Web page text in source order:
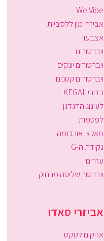
We Vibe
אביזרי מין ללסביות
אצבעון
ויברטורים
ויברטורים יונקים
ויברטורים קטנים
כדורי KEGAL
לעינוג הדגדגן
לפטמות
מאלצי אורגזמה
נקודת ה-G
עזרים
ויברטור שליטה מרחוק
אביזרי סאדו
אזיקים לסקס